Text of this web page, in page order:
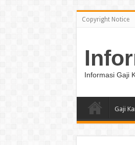
Copyright Notice
Informasi Gaji
Gaji